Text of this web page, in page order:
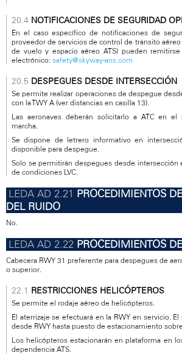
NOTIFICACIONES DE SEGURIDAD
En el caso específico de notificaciones de
proveedor de servicios de control de tránsito aéreo
de vuelo y espacio aéreo ATS) pueden
electrónico: safety@skyway-ans.com
DESPEGUES DESDE INTERSECCIÓN
Se permite realizar operaciones de despegue
con la TWY A (ver distancias en casilla 13).
Las aeronaves deberán solicitarlo a ATC en
marcha.
Se dispone de letrero informativo en
disponible para despegue.
Solo se permitirán despegues desde intersección
de condiciones LVC.
PROCEDIMIENTOS
DEL RUIDO
No.
PROCEDIMIENTOS
Cabecera RWY 31 preferente para despegues de
o superior.
RESTRICCIONES HELICÓPTEROS
Se permite el rodaje aéreo de helicópteros.
El aterrizaje se efectuará en la RWY en servicio.
desde RWY hasta puesto de estacionamiento sobre
Los helicópteros estacionarán en plataforma en
dependencia ATS.